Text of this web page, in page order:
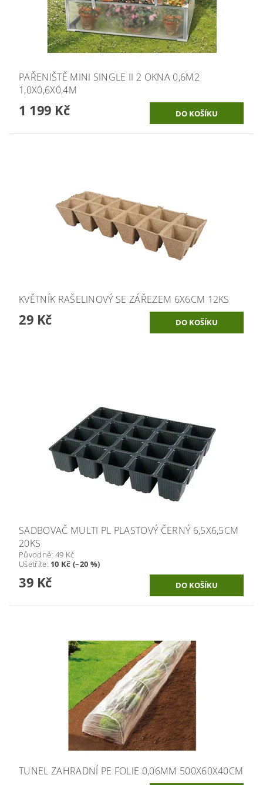
PAŘENIŠTĚ MINI SINGLE II 2 OKNA 0,6M2
1,0X0,6X0,4M
1 199 Kč
KVĚTNÍK RAŠELINOVÝ SE ZÁŘEZEM 6X6CM 12KS
29 Kč
SADBOVAČ MULTI PL PLASTOVÝ ČERNÝ 6,5X6,5CM
20KS
Původně: 49 Kč
Ušetříte: 10 Kč (–20 %)
39 Kč
TUNEL ZAHRADNÍ PE FOLIE 0,06MM 500X60X40CM